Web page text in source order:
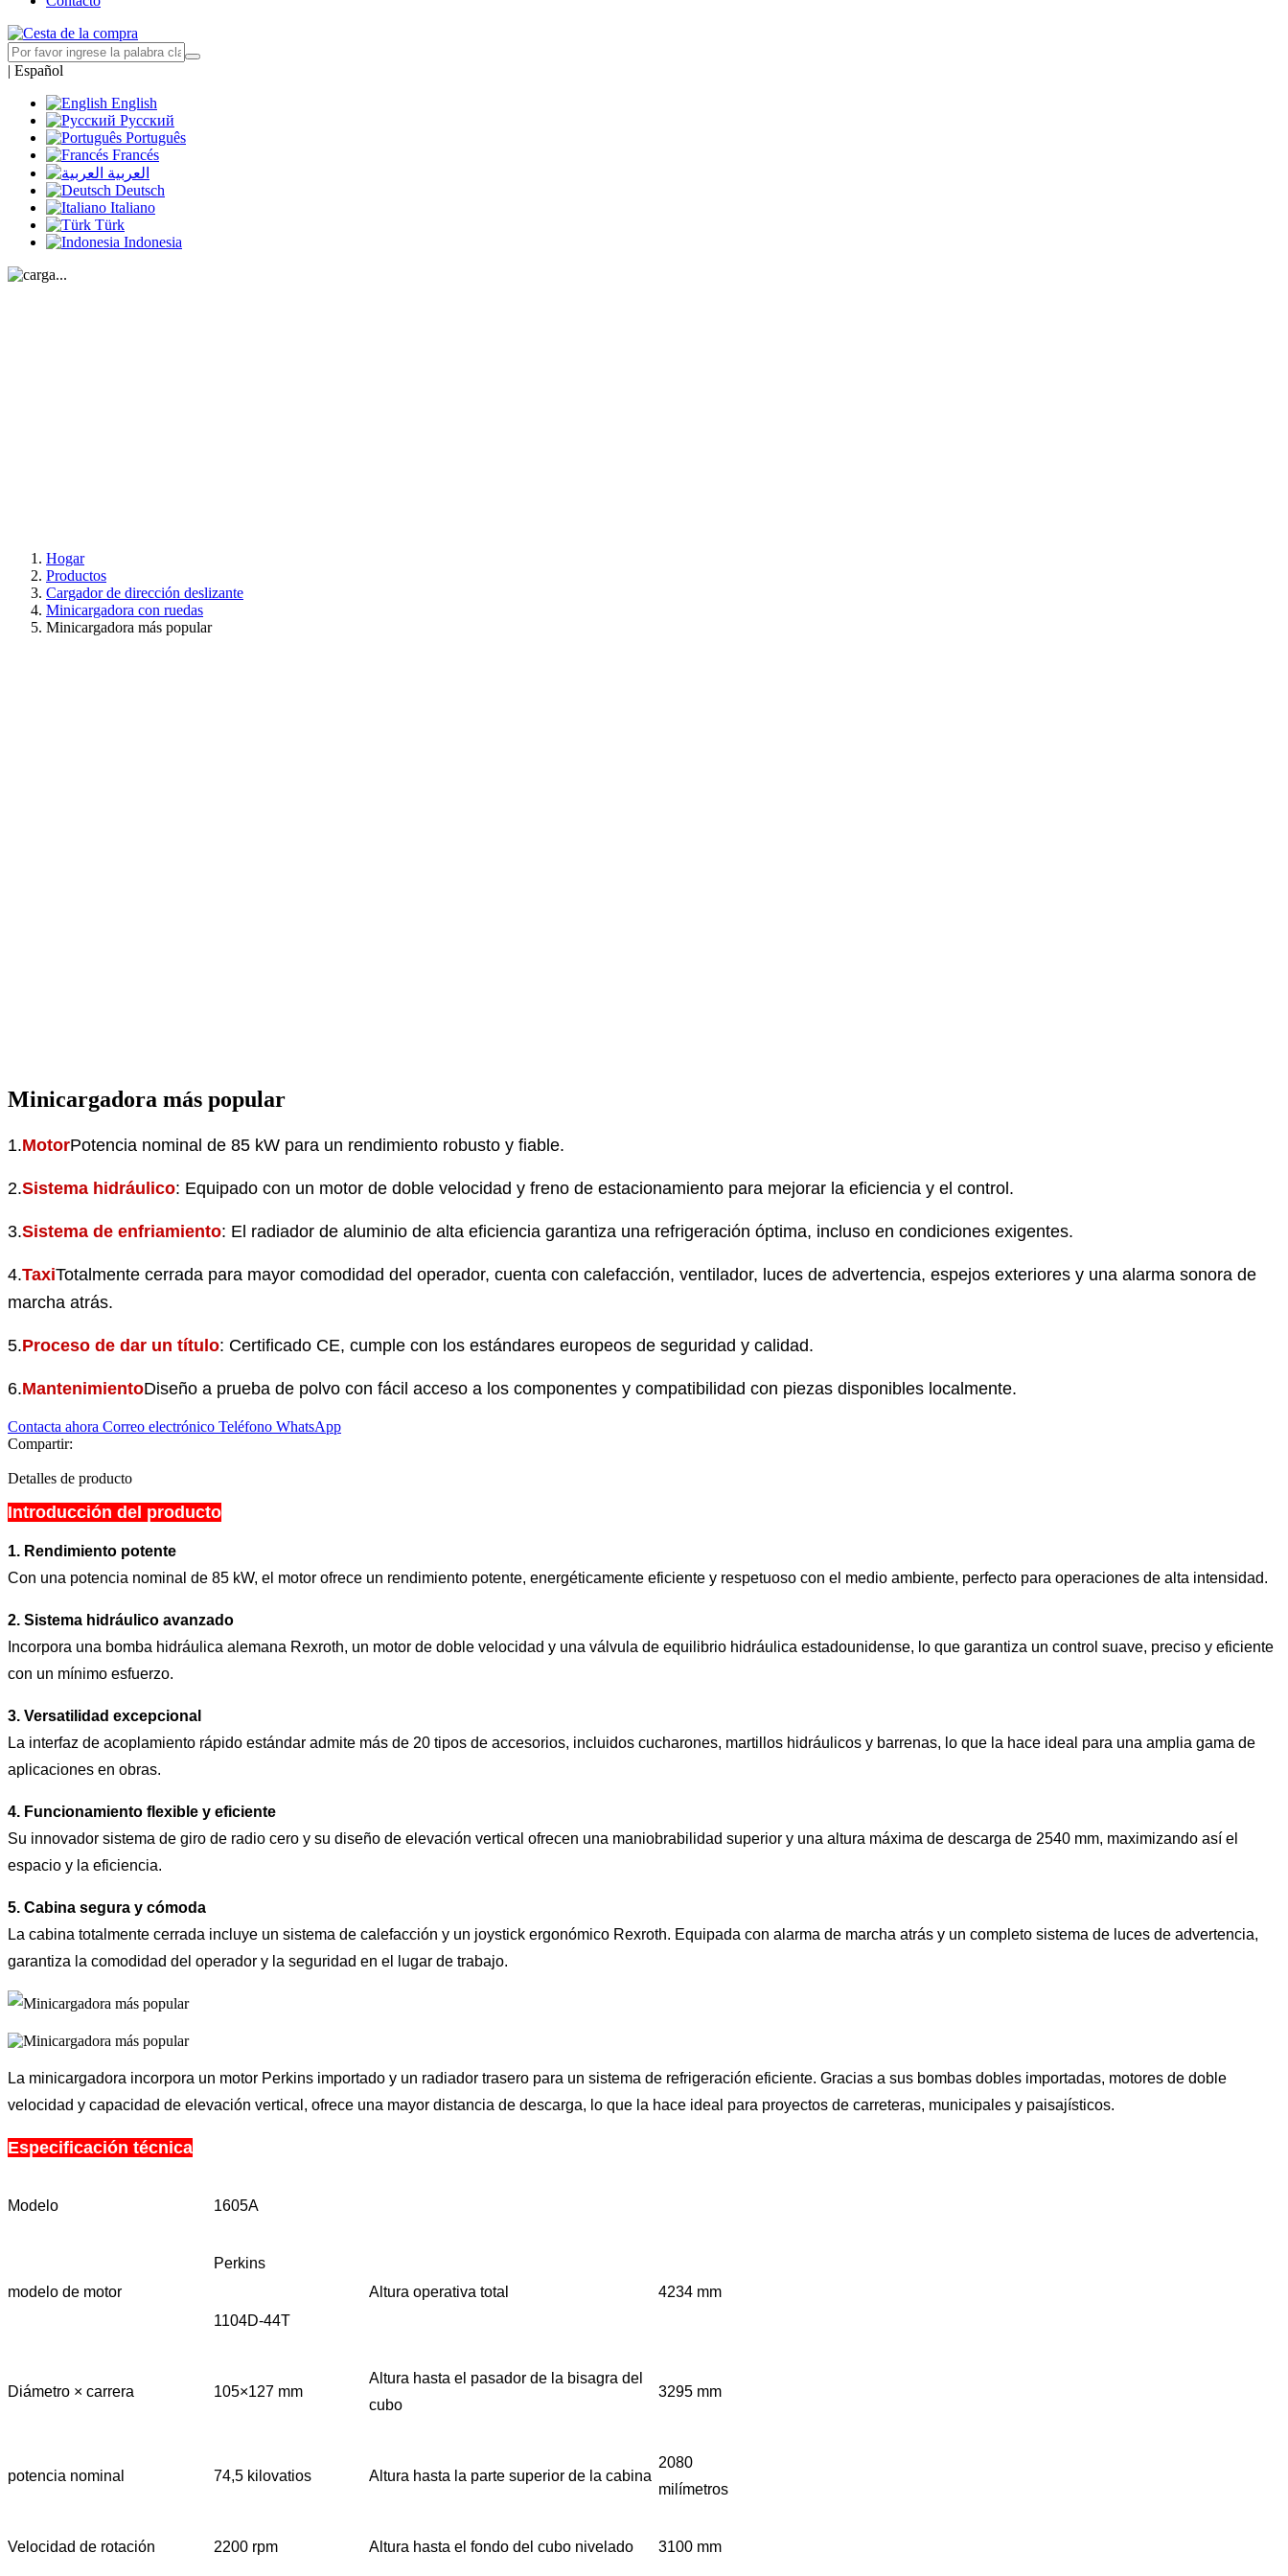
| Español
English
Русский
Português
Francés
العربية
Deutsch
Italiano
Türk
Indonesia
Hogar
Productos
Cargador de dirección deslizante
Minicargadora con ruedas
Minicargadora más popular
Minicargadora más popular
1.MotorPotencia nominal de 85 kW para un rendimiento robusto y fiable.
2.Sistema hidráulico: Equipado con un motor de doble velocidad y freno de estacionamiento para mejorar la eficiencia y el control.
3.Sistema de enfriamiento: El radiador de aluminio de alta eficiencia garantiza una refrigeración óptima, incluso en condiciones exigentes.
4.TaxiTotalmente cerrada para mayor comodidad del operador, cuenta con calefacción, ventilador, luces de advertencia, espejos exteriores y una alarma sonora de
marcha atrás.
5.Proceso de dar un título: Certificado CE, cumple con los estándares europeos de seguridad y calidad.
6.MantenimientoDiseño a prueba de polvo con fácil acceso a los componentes y compatibilidad con piezas disponibles localmente.
Contacta ahora Correo electrónico Teléfono WhatsApp
Compartir:
Detalles de producto
Introducción del producto
1. Rendimiento potente
Con una potencia nominal de 85 kW, el motor ofrece un rendimiento potente, energéticamente eficiente y respetuoso con el medio ambiente, perfecto para operaciones de alta intensidad.
2. Sistema hidráulico avanzado
Incorpora una bomba hidráulica alemana Rexroth, un motor de doble velocidad y una válvula de equilibrio hidráulica estadounidense, lo que garantiza un control suave, preciso y eficiente
con un mínimo esfuerzo.
3. Versatilidad excepcional
La interfaz de acoplamiento rápido estándar admite más de 20 tipos de accesorios, incluidos cucharones, martillos hidráulicos y barrenas, lo que la hace ideal para una amplia gama de
aplicaciones en obras.
4. Funcionamiento flexible y eficiente
Su innovador sistema de giro de radio cero y su diseño de elevación vertical ofrecen una maniobrabilidad superior y una altura máxima de descarga de 2540 mm, maximizando así el
espacio y la eficiencia.
5. Cabina segura y cómoda
La cabina totalmente cerrada incluye un sistema de calefacción y un joystick ergonómico Rexroth. Equipada con alarma de marcha atrás y un completo sistema de luces de advertencia,
garantiza la comodidad del operador y la seguridad en el lugar de trabajo.
La minicargadora incorpora un motor Perkins importado y un radiador trasero para un sistema de refrigeración eficiente. Gracias a sus bombas dobles importadas, motores de doble
velocidad y capacidad de elevación vertical, ofrece una mayor distancia de descarga, lo que la hace ideal para proyectos de carreteras, municipales y paisajísticos.
Especificación técnica
Modelo 1605A
modelo de motor
Perkins
Altura operativa total
4234 mm
1104D-44T
Diámetro × carrera 105×127 mm
Altura hasta el pasador de la bisagra del
cubo
3295 mm
potencia nominal 74,5 kilovatios Altura hasta la parte superior de la cabina
2080
milímetros
Velocidad de rotación 2200 rpm Altura hasta el fondo del cubo nivelado 3100 mm